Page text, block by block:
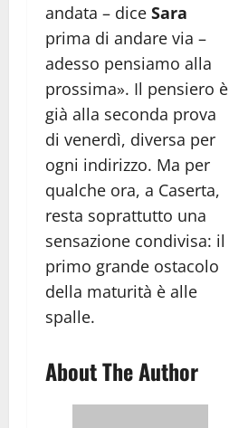
andata – dice Sara
prima di andare via –
adesso pensiamo alla
prossima». Il pensiero è
già alla seconda prova
di venerdì, diversa per
ogni indirizzo. Ma per
qualche ora, a Caserta,
resta soprattutto una
sensazione condivisa: il
primo grande ostacolo
della maturità è alle
spalle.
About The Author